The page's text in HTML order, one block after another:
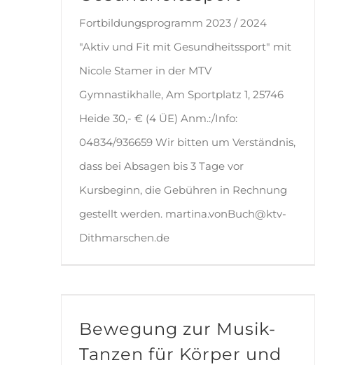
Fortbildungsprogramm 2023 / 2024
"Aktiv und Fit mit Gesundheitssport" mit
Nicole Stamer in der MTV
Gymnastikhalle, Am Sportplatz 1, 25746
Heide 30,- € (4 ÜE) Anm.:/Info:
04834/936659 Wir bitten um Verständnis,
dass bei Absagen bis 3 Tage vor
Kursbeginn, die Gebühren in Rechnung
gestellt werden. martina.vonBuch@ktv-
Dithmarschen.de
Bewegung zur Musik-
Tanzen für Körper und